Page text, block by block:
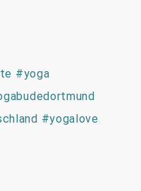
#yoga
#yogalove